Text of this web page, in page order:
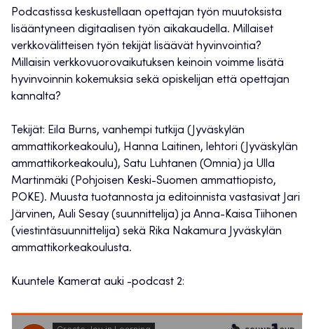
Podcastissa keskustellaan opettajan työn muutoksista
lisääntyneen digitaalisen työn aikakaudella. Millaiset
verkkovälitteisen työn tekijät lisäävät hyvinvointia?
Millaisin verkkovuorovaikutuksen keinoin voimme lisätä
hyvinvoinnin kokemuksia sekä opiskelijan että opettajan
kannalta?
Tekijät: Eila Burns, vanhempi tutkija (Jyväskylän
ammattikorkeakoulu), Hanna Laitinen, lehtori (Jyväskylän
ammattikorkeakoulu), Satu Luhtanen (Omnia) ja Ulla
Martinmäki (Pohjoisen Keski-Suomen ammattiopisto,
POKE). Muusta tuotannosta ja editoinnista vastasivat Jari
Järvinen, Auli Sesay (suunnittelija) ja Anna-Kaisa Tiihonen
(viestintäsuunnittelija) sekä Rika Nakamura Jyväskylän
ammattikorkeakoulusta.
Kuuntele Kamerat auki -podcast 2: